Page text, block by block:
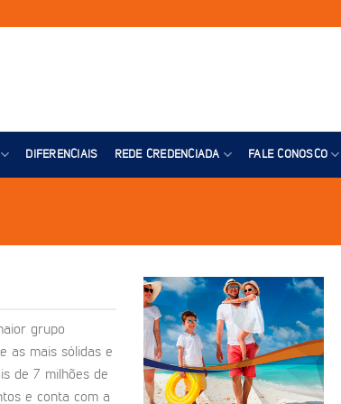
DIFERENCIAIS REDE CREDENCIADA FALE CONOSCO
grupo
as mais sólidas e
de 7 milhões de
e conta com a